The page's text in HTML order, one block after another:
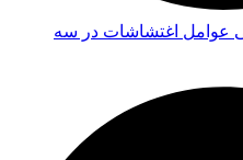
عوامل اغتشاشات در سه